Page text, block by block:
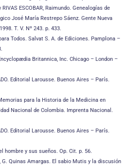
ESCOBAR, Raimundo. Genealogías de
José María Restrepo Sáenz. Gente Nueva
T. V. Nº 243. p. 433.
Todos. Salvat S. A. de Ediciones. Pamplona –
Britannica, Inc. Chicago – London –
Editorial Larousse. Buenos Aires – París.
para la Historia de la Medicina en
Nacional de Colombia. Imprenta Nacional.
Editorial Larousse. Buenos Aires – París.
hombre y sus sueños. Op. Cit. p. 56.
G. Quinas Amargas. El sabio Mutis y la discusión